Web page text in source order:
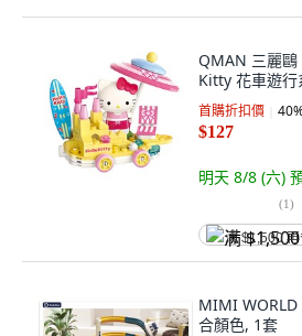
QMAN 三麗
Kitty 花車遊行
首購折扣價 40
$127
明天 8/8 (六)
(1)
满 $1,500
MIMI WORLD
合顏色, 1套